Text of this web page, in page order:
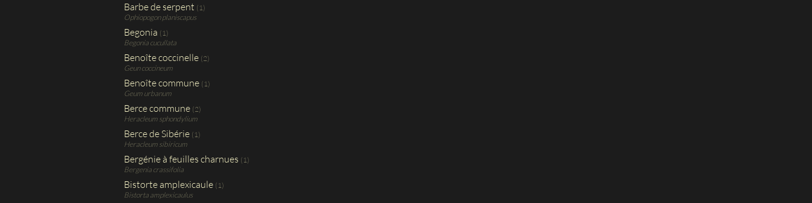
Barbe de serpent (1)
Ophiopogon planiscapus
Begonia (1)
Begonia cucullata
Benoîte coccinelle (2)
Geun coccineum
Benoîte commune (1)
Geum urbanum
Berce commune (2)
Heracleum sphondylium
Berce de Sibérie (1)
Heracleum sibiricum
Bergénie à feuilles charnues (1)
Bergenia crassifolia
Bistorte amplexicaule (1)
Bistorta amplexicaulus